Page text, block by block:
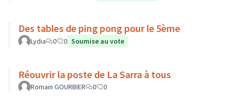
Des tables de ping pong pour le 5ème
Lydia 0 0 Soumise au vote
Réouvrir la poste de La Sarra à tous
Romain GOURBIER 0 0